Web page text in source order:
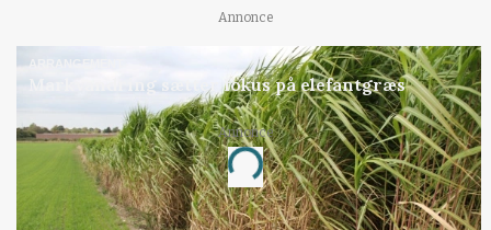
Annonce
ARRANGEMENT
Markvandring sætter fokus på elefantgræs
Annonce
Loading...